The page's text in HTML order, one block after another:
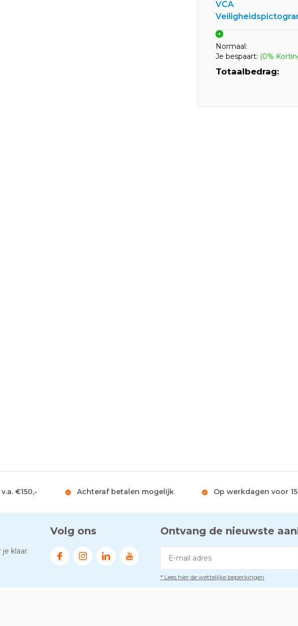
VCA
Normaal:
Je bespaart: (0%
Totaalbedrag:
€150,- Achteraf betalen mogelijk Op werkdagen voor
klaar.
Volg ons Ontvang de nieuwste
* Lees hier de wettelijke beperkingen